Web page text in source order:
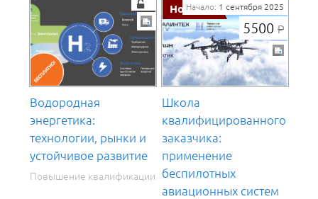
Водородная
энергетика:
технологии, рынки и
устойчивое развитие
Повышение квалификации
Начало: 1 сентября 2025
5500 Р
Школа
квалифицированного
заказчика:
применение
беспилотных
авиационных систем